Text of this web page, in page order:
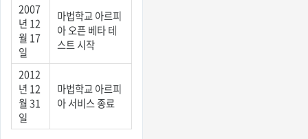
2007
년 12
월 17
일
마법학교 아르피
아 오픈 베타 테
스트 시작
2012
년 12
월 31
일
마법학교 아르피
아 서비스 종료